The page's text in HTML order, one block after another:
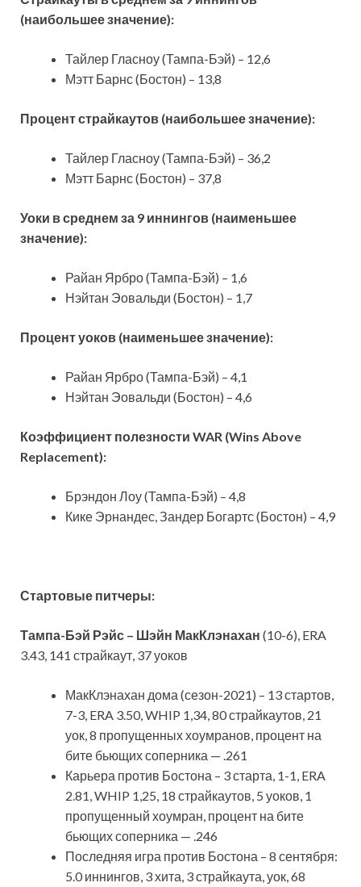
(наибольшее значение):
Тайлер Гласноу (Тампа-Бэй) – 12,6
Мэтт Барнс (Бостон) – 13,8
Процент страйкаутов (наибольшее значение):
Тайлер Гласноу (Тампа-Бэй) – 36,2
Мэтт Барнс (Бостон) – 37,8
Уоки в среднем за 9 иннингов (наименьшее
значение):
Райан Ярбро (Тампа-Бэй) – 1,6
Нэйтан Эовальди (Бостон) – 1,7
Процент уоков (наименьшее значение):
Райан Ярбро (Тампа-Бэй) – 4,1
Нэйтан Эовальди (Бостон) – 4,6
Коэффициент полезности WAR (Wins Above
Replacement):
Брэндон Лоу (Тампа-Бэй) – 4,8
Кике Эрнандес, Зандер Богартс (Бостон) – 4,9
Стартовые питчеры:
Тампа-Бэй Рэйс – Шэйн МакКлэнахан (10-6), ERA
3.43, 141 страйкаут, 37 уоков
МакКлэнахан дома (сезон-2021) – 13 стартов,
7-3, ERA 3.50, WHIP 1,34, 80 страйкаутов, 21
уок, 8 пропущенных хоумранов, процент на
бите бьющих соперника — .261
Карьера против Бостона – 3 старта, 1-1, ERA
2.81, WHIP 1,25, 18 страйкаутов, 5 уоков, 1
пропущенный хоумран, процент на бите
бьющих соперника — .246
Последняя игра против Бостона – 8 сентября:
5.0 иннингов, 3 хита, 3 страйкаута, уок, 68